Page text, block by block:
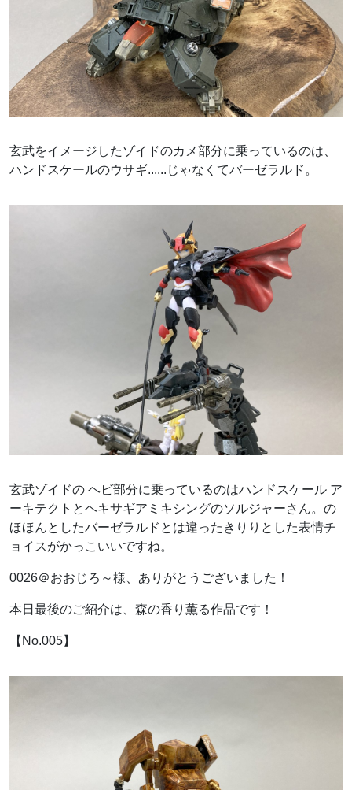
玄武をイメージしたゾイドのカメ部分に乗っているのは、
ハンドスケールのウサギ......じゃなくてバーゼラルド。
玄武ゾイドの ヘビ部分に乗っているのはハンドスケール ア
ーキテクトとヘキサギアミキシングのソルジャーさん。の
ほほんとしたバーゼラルドとは違ったきりりとした表情チ
ョイスがかっこいいですね。
0026＠おおじろ～様、ありがとうございました！
本日最後のご紹介は、森の香り薫る作品です！
【No.005】